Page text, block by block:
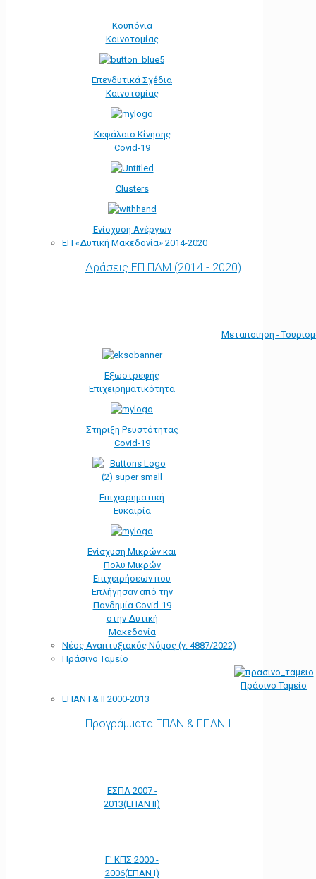
Κουπόνια
Καινοτομίας
Επενδυτικά Σχέδια
Καινοτομίας
Κεφάλαιο Κίνησης
Covid-19
Clusters
Ενίσχυση Ανέργων
ΕΠ «Δυτική Μακεδονία» 2014-2020
Δράσεις ΕΠ ΠΔΜ (2014 - 2020)
Μεταποίηση -
Εξωστρεφής
Επιχειρηματικότητα
Στήριξη Ρευστότητας
Covid-19
Επιχειρηματική
Ευκαιρία
Ενίσχυση Μικρών και
Πολύ Μικρών
Επιχειρήσεων που
Επλήγησαν από την
Πανδημία Covid-19
στην Δυτική
Μακεδονία
Νέος Αναπτυξιακός Νόμος (ν. 4887/2022)
Πράσινο Ταμείο
Πράσινο Ταμείο
ΕΠΑΝ Ι & ΙΙ 2000-2013
Προγράμματα ΕΠΑΝ & ΕΠΑΝ ΙΙ
ΕΣΠΑ 2007 -
2013(ΕΠΑΝ ΙΙ)
Γ' ΚΠΣ 2000 -
2006(ΕΠΑΝ Ι)